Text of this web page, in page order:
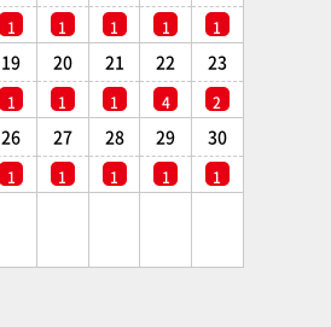
1 1 1 1 1
19
1
20
1
21
1
22
4
23
2
26
1
27
1
28
1
29
1
30
1